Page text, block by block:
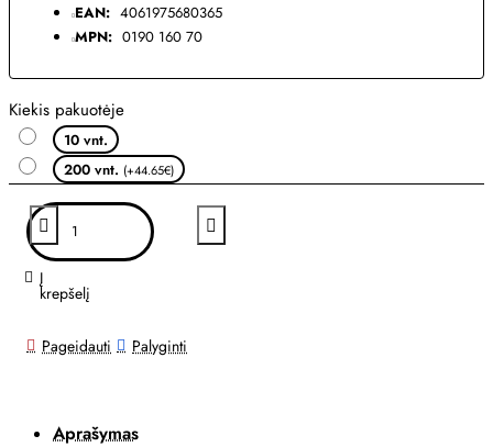
EAN: 4061975680365
MPN: 0190 160 70
Kiekis pakuotėje
10 vnt.
200 vnt. (+44.65€)
Į
krepšelį
Pageidauti Palyginti
Aprašymas